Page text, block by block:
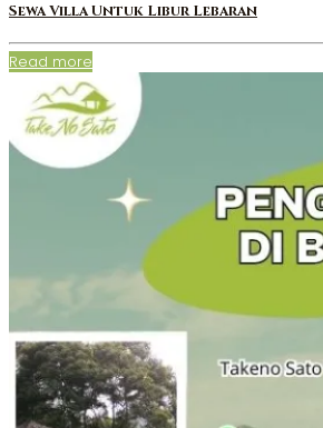
Sewa Villa Untuk Libur Lebaran
Read more